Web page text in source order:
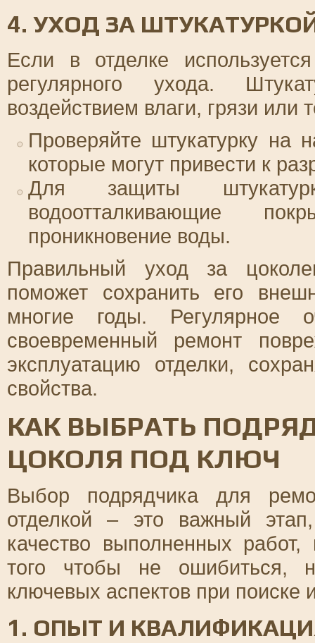
4. УХОД ЗА
Если в отделке
регулярного ухода.
воздействием влаги, грязи
Проверяйте штукатурку на
которые могут привести к
Для защиты
водоотталкивающие
проникновение воды.
Правильный уход за
поможет сохранить его
многие годы. Регулярное
своевременный ремонт
эксплуатацию отделки,
свойства.
КАК ВЫБРАТЬ
ЦОКОЛЯ ПОД КЛЮЧ
Выбор подрядчика для
отделкой – это важный
качество выполненных
того чтобы не ошибиться,
ключевых аспектов при поиске
1. ОПЫТ И